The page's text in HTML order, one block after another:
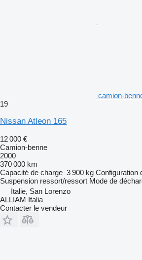
camion-
19
Nissan Atleon 165
12 000 €
Camion-benne
2000
370 000 km
Capacité de charge 3 900 kg Configuration
Suspension ressort/ressort Mode de
Italie, San Lorenzo
ALLIAM Italia
Contacter le vendeur